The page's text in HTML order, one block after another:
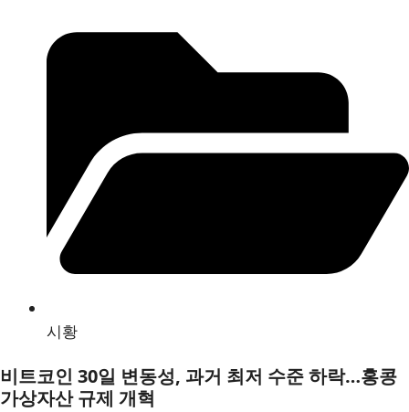
시황
비트코인 30일 변동성, 과거 최저 수준 하락…홍콩
가상자산 규제 개혁